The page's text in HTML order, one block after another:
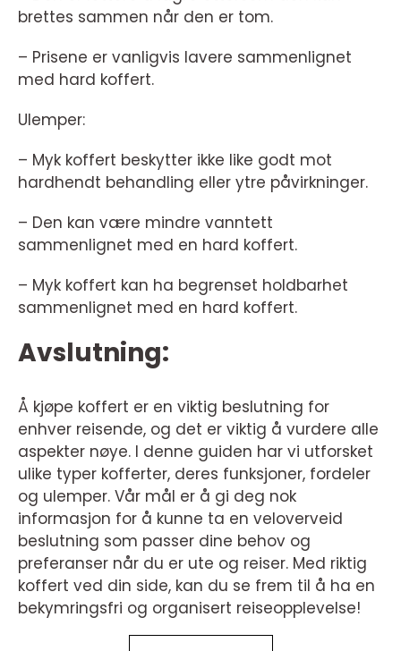
brettes sammen når den er tom.
– Prisene er vanligvis lavere sammenlignet
med hard koffert.
Ulemper:
– Myk koffert beskytter ikke like godt mot
hardhendt behandling eller ytre påvirkninger.
– Den kan være mindre vanntett
sammenlignet med en hard koffert.
– Myk koffert kan ha begrenset holdbarhet
sammenlignet med en hard koffert.
Avslutning:
Å kjøpe koffert er en viktig beslutning for
enhver reisende, og det er viktig å vurdere alle
aspekter nøye. I denne guiden har vi utforsket
ulike typer kofferter, deres funksjoner, fordeler
og ulemper. Vår mål er å gi deg nok
informasjon for å kunne ta en veloverveid
beslutning som passer dine behov og
preferanser når du er ute og reiser. Med riktig
koffert ved din side, kan du se frem til å ha en
bekymringsfri og organisert reiseopplevelse!